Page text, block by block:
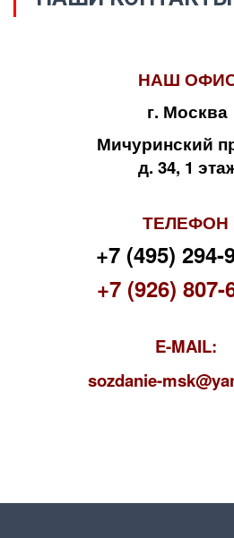
НАШ
г. Москва
Мичуринский
д. 34, 1
ТЕЛЕФОН
+7 (495) 294-
+7 (926) 807-
E-MAIL:
sozdanie-